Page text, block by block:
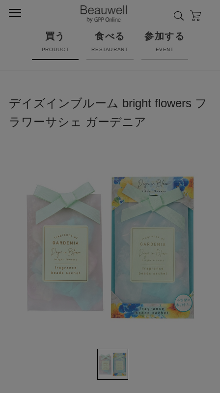
買う
PRODUCT
食べる
RESTAURANT
参加する
EVENT
デイズインブルーム bright flowers フ
ラワーサシェ ガーデニア